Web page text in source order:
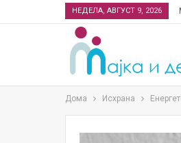
НЕДЕЛА, АВГУСТ 9, 2026
Дома Исхрана